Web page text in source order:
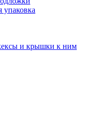
и крышки к ним